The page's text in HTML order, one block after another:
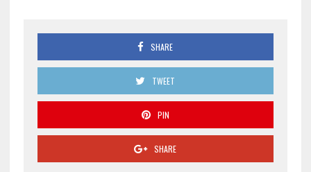
SHARE
TWEET
PIN
SHARE